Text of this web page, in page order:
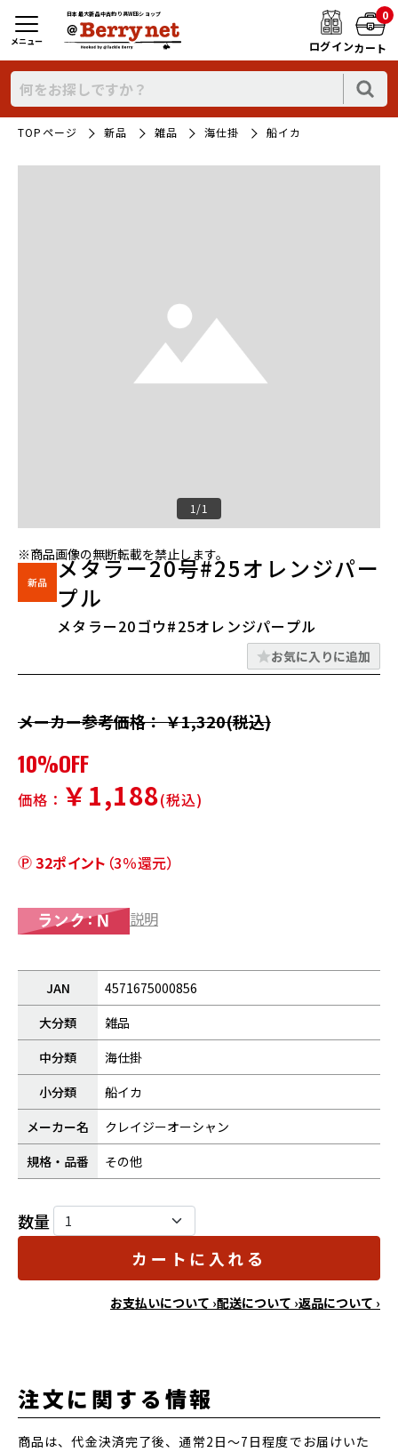
日本最大新品中古釣り具WEBショップ
ログイン
0
カート
メニュー
TOPページ 新品 雑品 海仕掛 船イカ
1/1
※商品画像の無断転載を禁止します。
メタラー20号#25オレンジパー
プル
メタラー20ゴウ#25オレンジパープル
お気に入りに追加
メーカー参考価格： ￥1,320(税込)
10%OFF
価格： ￥1,188(税込)
32ポイント （3％還元）
説明
JAN
4571675000856
大分類
雑品
中分類
海仕掛
小分類
船イカ
メーカー名
クレイジーオーシャン
規格・品番
その他
数量
カートに入れる
お支払いについて ›配送について ›返品について ›
注文に関する情報
商品は、代金決済完了後、通常2日～7日程度でお届けいた